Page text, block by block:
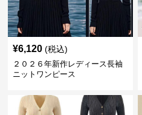
¥6,120 (税込)
２０２６年新作レディース長袖
ニットワンピース